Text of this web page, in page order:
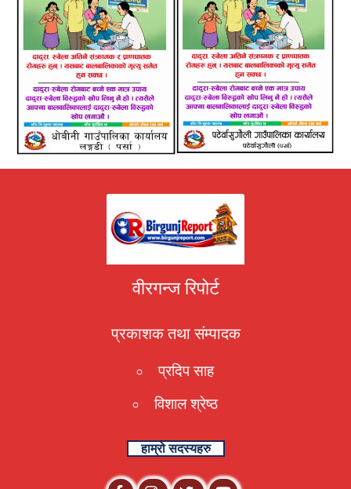
वीरगन्ज रिपोर्ट
प्रकाशक तथा संम्पादक
प्रदिप साह
विशाल श्रेष्ठ
हाम्रो सदस्यहरु